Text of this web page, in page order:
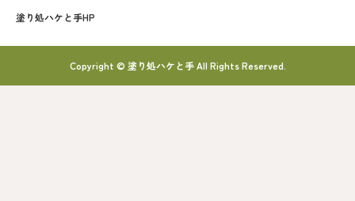
塗り処ハケと手HP
Copyright © 塗り処ハケと手 All Rights Reserved.